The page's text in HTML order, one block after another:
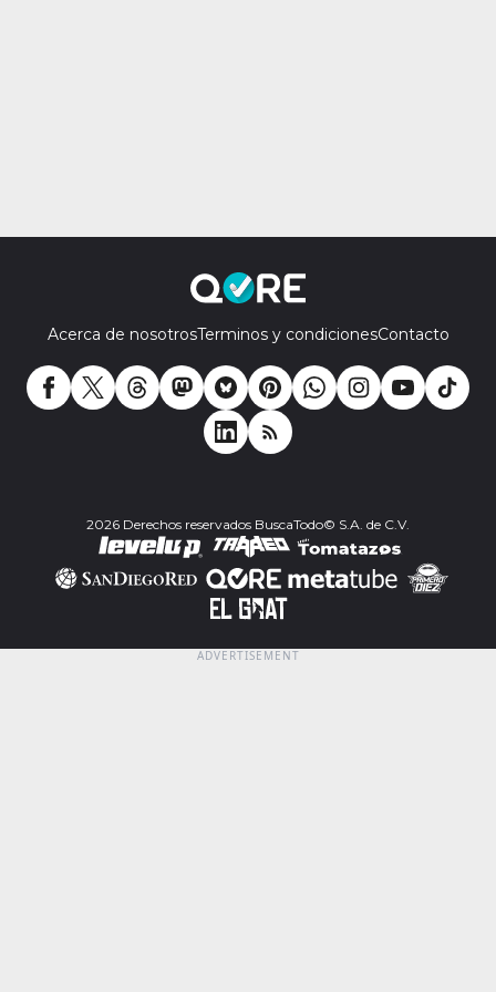
Acerca de nosotrosTerminos y condicionesContacto
2026 Derechos reservados BuscaTodo© S.A. de C.V.